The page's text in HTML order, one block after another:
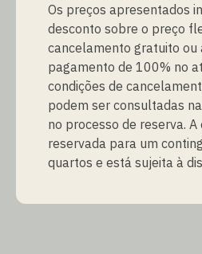
Os preços apresentados
desconto sobre o preço
cancelamento gratuito ou
pagamento de 100% no
condições de
podem ser consultadas
no processo de reserva.
reservada para um
quartos e está sujeita à